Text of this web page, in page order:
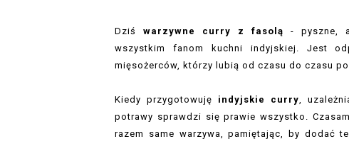
Dziśwarzywne curry z fasolą- pyszne,
wszystkim fanom kuchni indyjskiej. Jest
mięsożerców, którzy lubią od czasu do czasu
Kiedy przygotowuję indyjskie curry ,
potrawy sprawdzi się prawie wszystko.
razem same warzywa, pamiętając, by dodać